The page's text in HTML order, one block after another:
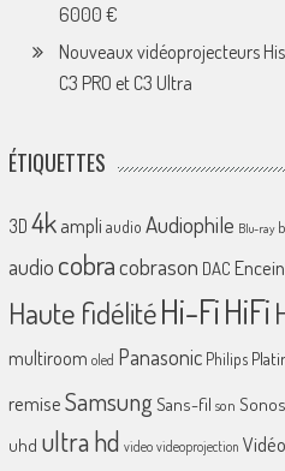
6000 €
Nouveaux vidéoprojecteurs
C3 PRO et C3 Ultra
ÉTIQUETTES
3D 4k ampliaudio Audiophile Blu-ray
audio cobracobrason DAC
Haute fidélitéHi-FiHiFi
multiroom oled Panasonic Philips
remiseSamsungSans-fil son Sonos
uhd ultra hd video videoprojection